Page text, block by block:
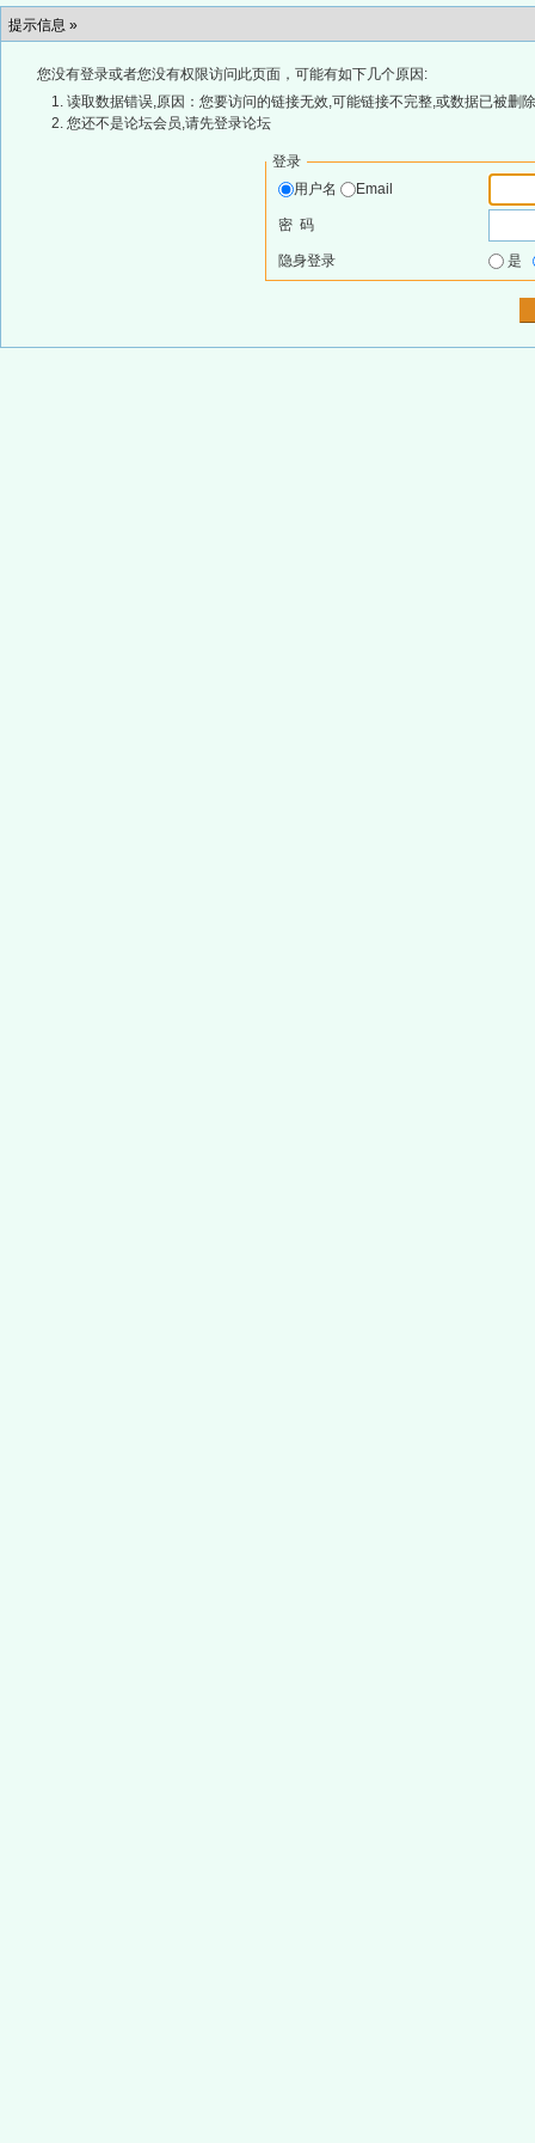
提示信息 »
您没有登录或者您没有权限访问此页面，可能有如下几个原因:
读取数据错误,原因：您要访问的链接无效,可能链接不完整,或数据已被删
您还不是论坛会员,请先登录论坛
登录
用户名
Email
密 码
隐身登录 是